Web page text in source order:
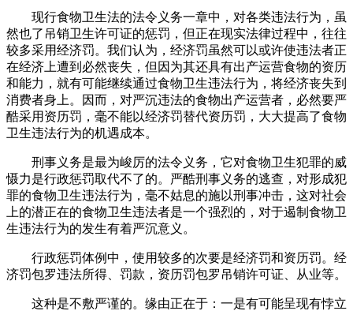
现行食物卫生法的法令义务一章中，对各类违法行为，虽
然也了吊销卫生许可证的惩罚，但正在现实法律过程中，往往
较多采用经济罚。我们认为，经济罚虽然可以或许使违法者正
在经济上遭到必然丧失，但因为其还具有出产运营食物的资历
和能力，就有可能继续通过食物卫生违法行为，将经济丧失到
消费者身上。因而，对严沉违法的食物出产运营者，必然要严
酷采用资历罚，毫不能以经济罚替代资历罚，大大提高了食物
卫生违法行为的机遇成本。
刑事义务是最为峻厉的法令义务，它对食物卫生犯罪的威
慑力是行政惩罚取代不了的。严酷刑事义务的逃查，对形成犯
罪的食物卫生违法行为，毫不姑息的施以刑事冲击，这对社会
上的潜正在的食物卫生违法者是一个强烈的，对于遏制食物卫
生违法行为的发生有着严沉意义。
行政惩罚体例中，使用较多的次要是经济罚和资历罚。经
济罚包罗违法所得、罚款，资历罚包罗吊销许可证、从业等。
这种是不敷严谨的。缘由正在于：一是有可能呈现有悖立